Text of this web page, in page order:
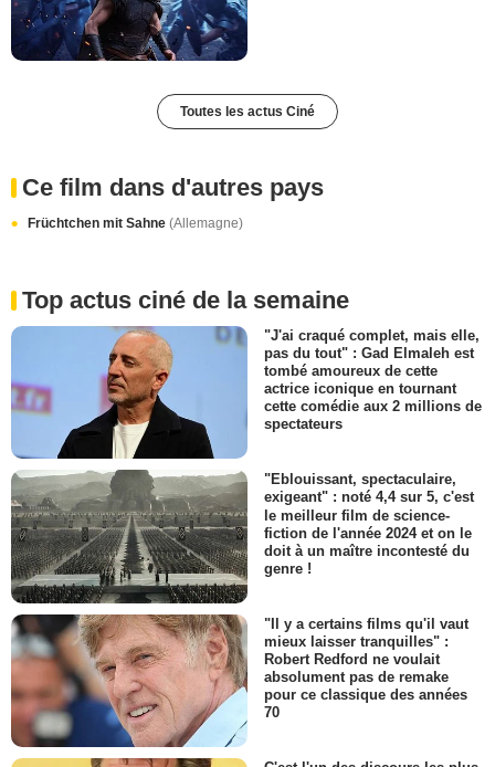
Toutes les actus Ciné
Ce film dans d'autres pays
Früchtchen mit Sahne (Allemagne)
Top actus ciné de la semaine
"J'ai craqué complet, mais elle,
pas du tout" : Gad Elmaleh est
tombé amoureux de cette
actrice iconique en tournant
cette comédie aux 2 millions de
spectateurs
"Eblouissant, spectaculaire,
exigeant" : noté 4,4 sur 5, c'est
le meilleur film de science-
fiction de l'année 2024 et on le
doit à un maître incontesté du
genre !
"Il y a certains films qu'il vaut
mieux laisser tranquilles" :
Robert Redford ne voulait
absolument pas de remake
pour ce classique des années
70